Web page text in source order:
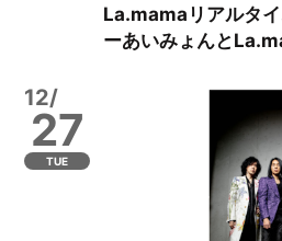
La.mamaリアルタ
ーあいみょんと
12/
27
TUE